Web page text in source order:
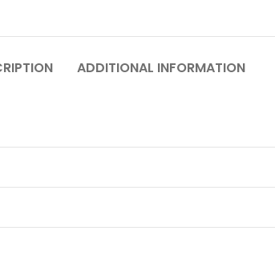
ADDITIONAL INFORMATION